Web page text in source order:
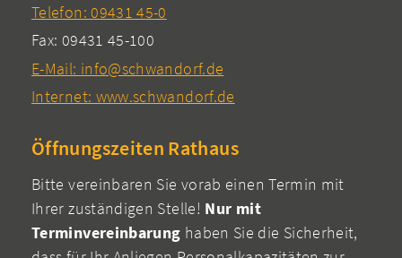
Telefon: 09431 45-0
Fax: 09431 45-100
E-Mail: info@schwandorf.de
Internet: www.schwandorf.de
Öffnungszeiten Rathaus
Bitte vereinbaren Sie vorab einen Termin mit
Ihrer zuständigen Stelle! Nur mit
Terminvereinbarung haben Sie die Sicherheit,